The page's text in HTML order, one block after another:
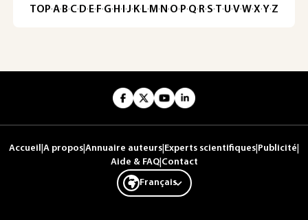
TOP·A·B·C· D· E· F·G· H · ·J· K· L· M · N ·O· P·Q· R·S·T·U·V·W·X·Y·Z
Accueil A propos Annuaire auteurs Experts scientifiques Publicité
Aide & FAQ| Contact
Français